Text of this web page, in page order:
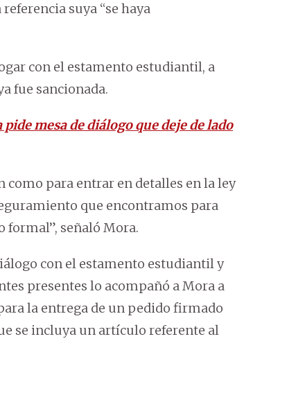
suya “se haya
con el estamento estudiantil, a
fue sancionada.
mesa de diálogo que deje de lado
como para entrar en detalles en la ley
que encontramos para
formal”, señaló Mora.
con el estamento estudiantil y
presentes lo acompañó a Mora a
la entrega de un pedido firmado
se incluya un artículo referente al